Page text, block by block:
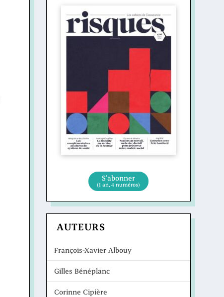
S’abonner
(1 an, 4 numéros)
AUTEURS
François-Xavier Albouy
Gilles Bénéplanc
Corinne Cipière